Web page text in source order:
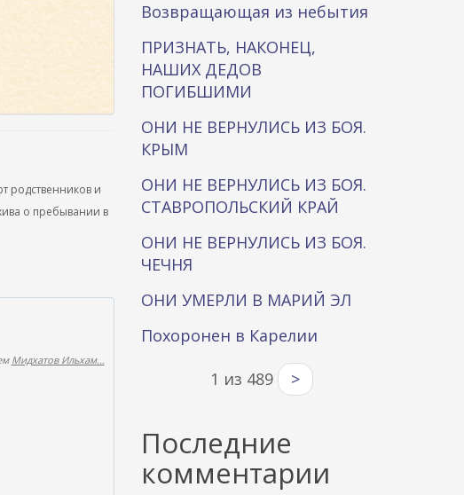
родственников и
о пребывании в
Мидхатов Ильхам...
Возвращающая из небытия
ПРИЗНАТЬ, НАКОНЕЦ,
НАШИХ ДЕДОВ
ПОГИБШИМИ
ОНИ НЕ ВЕРНУЛИСЬ ИЗ БОЯ.
КРЫМ
ОНИ НЕ ВЕРНУЛИСЬ ИЗ БОЯ.
СТАВРОПОЛЬСКИЙ КРАЙ
ОНИ НЕ ВЕРНУЛИСЬ ИЗ БОЯ.
ЧЕЧНЯ
ОНИ УМЕРЛИ В МАРИЙ ЭЛ
Похоронен в Карелии
1 из 489 >
Последние
комментарии